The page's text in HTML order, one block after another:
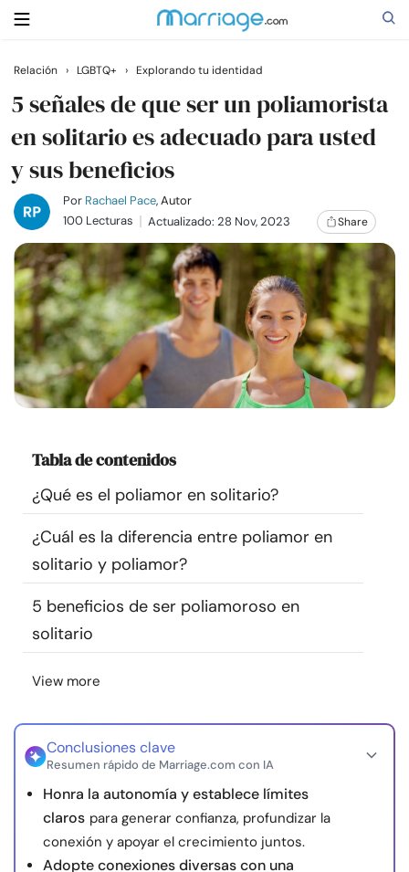
Buscar
Casarse
Relaciones
Familia
Ayuda
Cursos
Comunidad
Encuentra un terapeuta
Idioma ES
nosotros
Relación › LGBTQ+ › Explorando tu identidad
5 señales de que ser un poliamorista
en solitario es adecuado para usted
y sus beneficios
Por Rachael Pace, Autor
100 Lecturas
Actualizado: 28 Nov, 2023 Share
Tabla de contenidos
¿Qué es el poliamor en solitario?
¿Cuál es la diferencia entre poliamor en
solitario y poliamor?
5 beneficios de ser poliamoroso en
solitario
View more
Conclusiones clave
Resumen rápido de Marriage.com con IA
Honra la autonomía y establece límites
claros para generar confianza, profundizar la
conexión y apoyar el crecimiento juntos.
Adopte conexiones diversas con una